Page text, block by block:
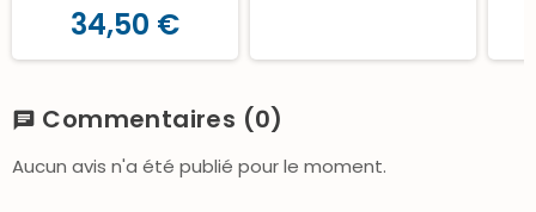
34,50 €
chat Commentaires (0)
Aucun avis n'a été publié pour le moment.